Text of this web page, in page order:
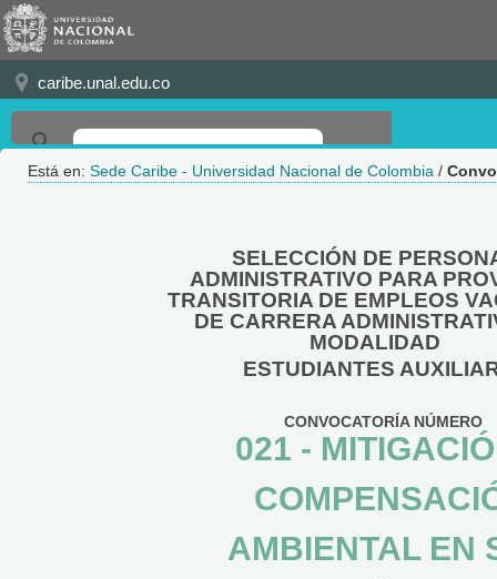
caribe.unal.edu.co
Está en: Sede Caribe - Universidad Nacional de Colombia /
SELECCIÓN DE
ADMINISTRATIVO PARA
TRANSITORIA DE EMPLEOS
DE CARRERA
MODALIDAD
ESTUDIANTES
CONVOCATORÍA NÚMERO
021 -
AMBIENTAL EN